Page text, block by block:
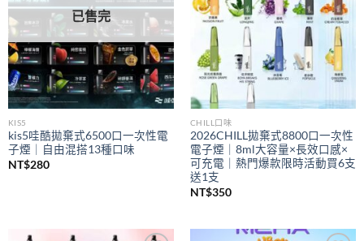
已售完
KIS5
kis5哇酷拋棄式6500口一次性電
子煙｜自由混搭13種口味
NT$280
CHILL口味
2026CHILL拋棄式8800口一次性
電子煙｜8ml大容量×長效口感×
可充電｜熱門爆款限時活動買6支
送1支
NT$350